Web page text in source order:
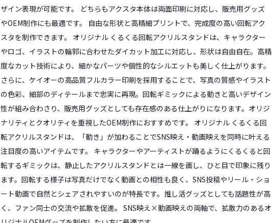
ザイン表現が可能です。 どちらもアクスタ本体は両面印刷に対応し、販売用グッズ
やOEM制作にも最適です。 自由な形状と高精細プリントで、完成度の高い回転アク
スタを制作できます。 オリジナル くるくる回転アクリルスタンドは、キャラクター
やロゴ、イラストの輪郭に合わせたダイカット加工に対応し、形状は自由自在。高精
度なカット技術により、細かなパーツや個性的なシルエットも美しく仕上がります。
さらに、ケイオーの高品質フルカラー印刷を採用することで、写真の質感やイラスト
の色彩、細部のディテールまで忠実に再現。回転ギミックによる動きと高いデザイン
性が組み合わさり、販売用グッズとしても存在感のある仕上がりになります。オリジ
ナリティとクオリティを重視したOEM制作におすすめです。 オリジナル くるくる回
転アクリルスタンドは、「動き」が加わることでSNS映え・動画映えを同時に叶える
注目度の高いアイテムです。 キャラクターやアーティストが踊るようにくるくると回
転するギミックは、静止したアクリルスタンドとは一線を画し、ひと目で印象に残り
ます。回転する様子は写真だけでなく動画との相性も良く、SNS投稿やリール・ショ
ート動画で自然とシェアされやすいのが特長です。推し活グッズとしても話題性が高
く、ファン同士の交流や拡散を促進。 SNS映え×動画映えの両軸で、拡散力のあるオ